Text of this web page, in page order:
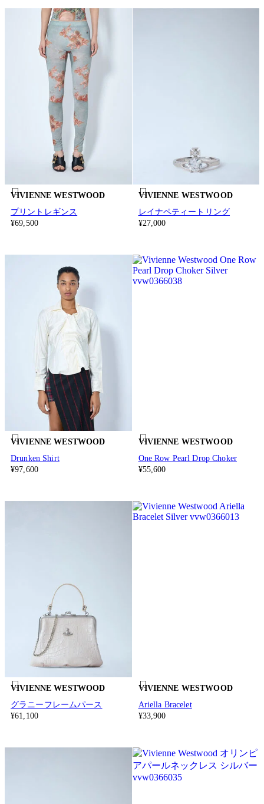
VIVIENNE WESTWOOD
プリントレギンス
¥69,500
VIVIENNE WESTWOOD
レイナペティートリング
¥27,000
VIVIENNE WESTWOOD
Drunken Shirt
¥97,600
VIVIENNE WESTWOOD
One Row Pearl Drop Choker
¥55,600
VIVIENNE WESTWOOD
グラニーフレームパース
¥61,100
VIVIENNE WESTWOOD
Ariella Bracelet
¥33,900